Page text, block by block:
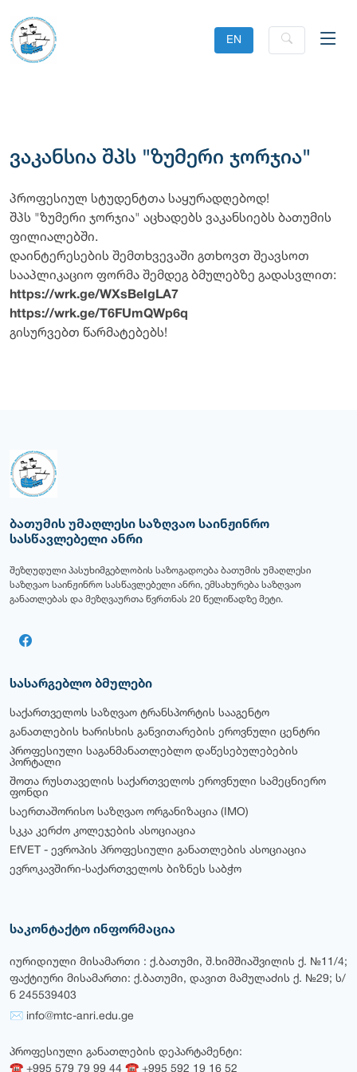
EN
ვაკანსია შპს "ზუმერი ჯორჯია"
პროფესიულ სტუდენტთა საყურადღებოდ!
შპს "ზუმერი ჯორჯია" აცხადებს ვაკანსიებს ბათუმის
ფილიალებში.
დაინტერესების შემთხვევაში გთხოვთ შეავსოთ
სააპლიკაციო ფორმა შემდეგ ბმულებზე გადასვლით:
https://wrk.ge/WXsBeIgLA7
https://wrk.ge/T6FUmQWp6q
გისურვებთ წარმატებებს!
ბათუმის უმაღლესი საზღვაო საინჟინრო
სასწავლებელი ანრი
შეზღუდული პასუხიმგებლობის საზოგადოება ბათუმის უმაღლესი
საზღვაო საინჟინრო სასწავლებელი ანრი, ემსახურება საზღვაო
განათლებას და მეზღვაურთა წვრთნას 20 წელიწადზე მეტი.
სასარგებლო ბმულები
საქართველოს საზღვაო ტრანსპორტის სააგენტო
განათლების ხარისხის განვითარების ეროვნული ცენტრი
პროფესიული საგანმანათლებლო დაწესებულებების
პორტალი
შოთა რუსთაველის საქართველოს ეროვნული სამეცნიერო
ფონდი
საერთაშორისო საზღვაო ორგანიზაცია (IMO)
სკკა კერძო კოლეჯების ასოციაცია
EfVET - ევროპის პროფესიული განათლების ასოციაცია
ევროკავშირი-საქართველოს ბიზნეს საბჭო
საკონტაქტო ინფორმაცია
იურიდიული მისამართი : ქ.ბათუმი, შ.ხიმშიაშვილის ქ. №11/4;
ფაქტიური მისამართი: ქ.ბათუმი, დავით მამულაძის ქ. №29; ს/
ნ 245539403
✉ info@mtc-anri.edu.ge
პროფესიული განათლების დეპარტამენტი:
☎ +995 579 79 99 44 ☎ +995 592 19 16 52